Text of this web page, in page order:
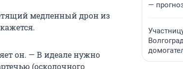
медленный дрон из
он. — В идеале нужно
(осколочного
—